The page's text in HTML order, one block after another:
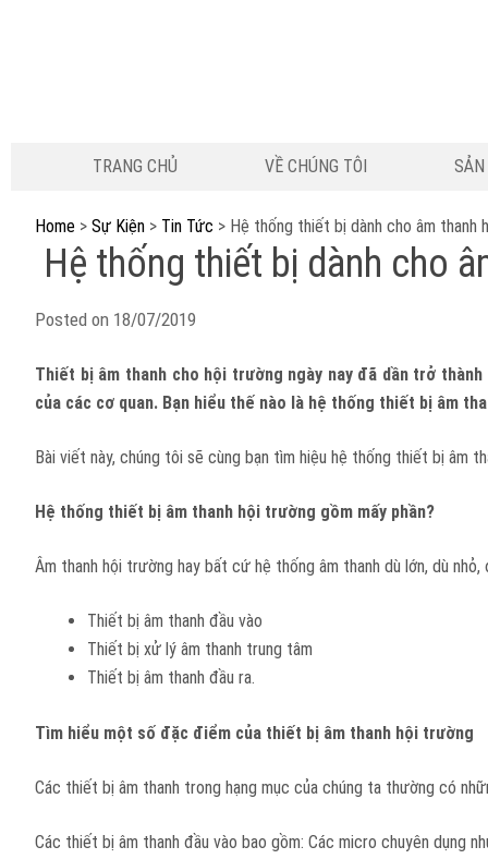
TRANG CHỦ VỀ CHÚNG TÔI
Home >Sự Kiện > Tin Tức > Hệ thống thiết bị dành cho âm thanh
Hệ thống thiết bị dành cho
Posted on 18/07/2019
Thiết bị âm thanh cho hội trường ngày nay đã dần trở
của các cơ quan. Bạn hiểu thế nào là hệ thống thiết bị âm
Bài viết này, chúng tôi sẽ cùng bạn tìm hiệu hệ thống thiết bị âm
Hệ thống thiết bị âm thanh hội trường gồm mấy phần?
Âm thanh hội trường hay bất cứ hệ thống âm thanh dù lớn, dù
Thiết bị âm thanh đầu vào
Thiết bị xử lý âm thanh trung tâm
Thiết bị âm thanh đầu ra.
Tìm hiểu một số đặc điểm của thiết bị âm thanh hội trường
Các thiết bị âm thanh trong hạng mục của chúng ta thường có
Các thiết bị âm thanh đầu vào bao gồm: Các micro chuyên dụng